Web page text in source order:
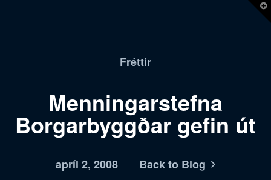
Fréttir
Menningarstefna
Borgarbyggðar gefin út
apríl 2, 2008 Back to Blog